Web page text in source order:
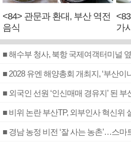
<84> 관문과 환대, 부산 역전
음식
가
■ 해수부 청사, 북항 국제여객터미널
■ 2028 유엔 해양총회 개최지, ‘부산이
■ 외국인 선원 ‘인신매매 경유지’ 된
■ 비위 논란 부산TP, 외부인사 혁신위
■ 경남 농정 비전 ‘잘 사는 농촌’…스